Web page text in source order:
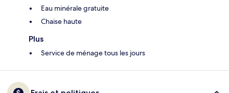
Eau minérale gratuite
Chaise haute
Plus
Service de ménage tous les jours